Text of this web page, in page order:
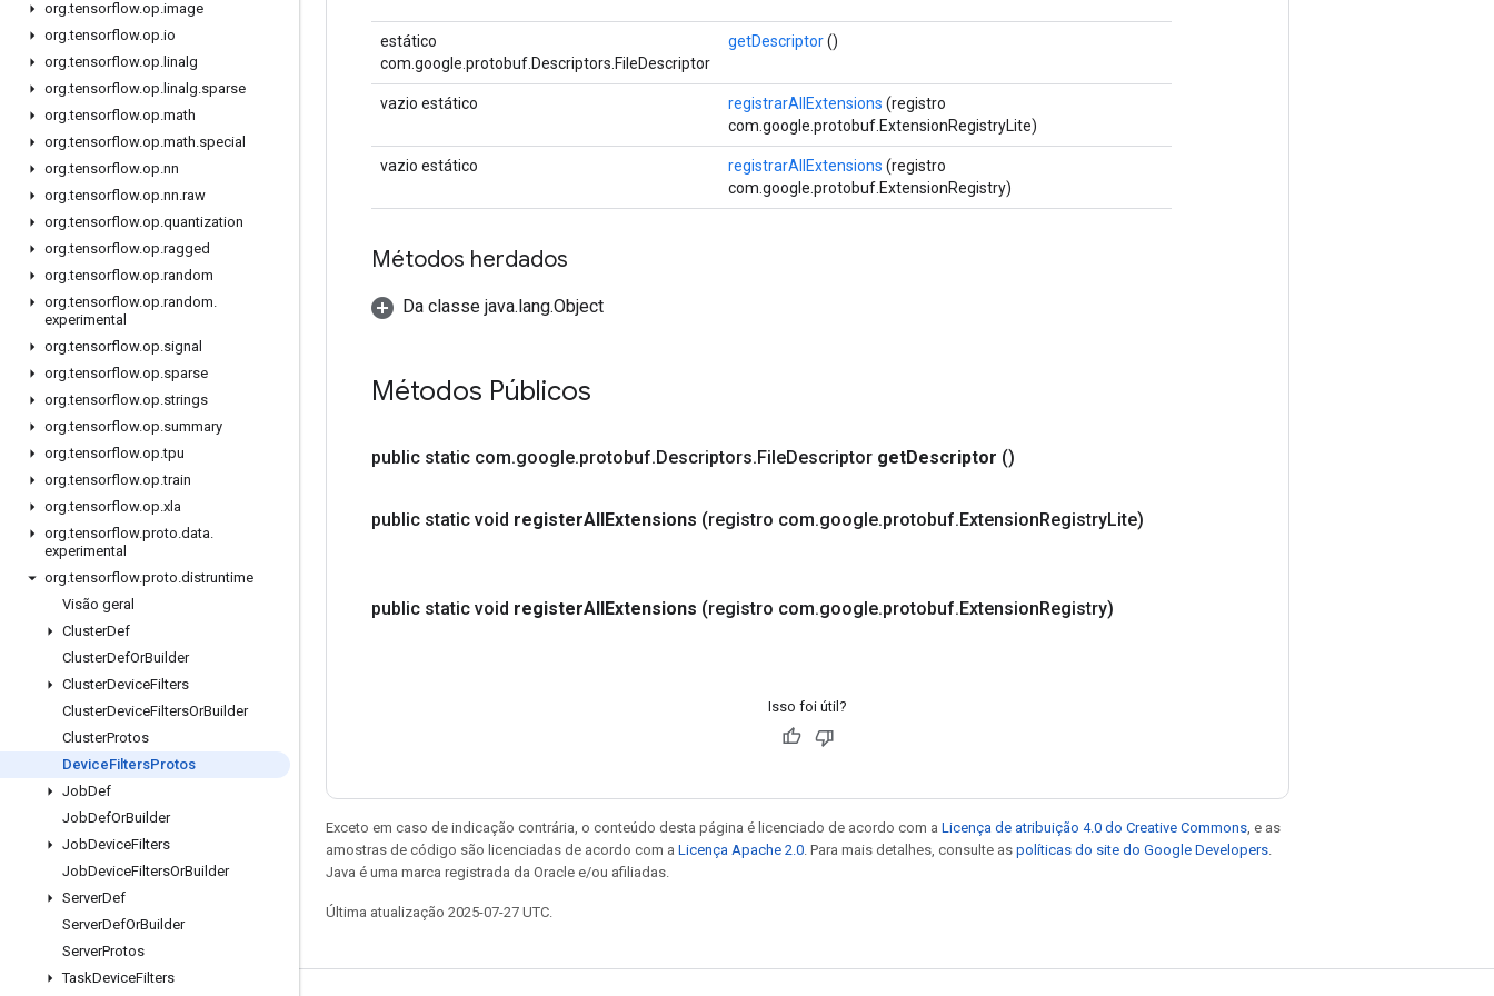
org.tensorflow.op.image
org.tensorflow.op.io
org.tensorflow.op. linalg
org.tensorflow.op. linalg.sparse
org.tensorflow.op.math
org.tensorflow.op.math.special
org.tensorflow.op.nn
org.tensorflow.op.nn.raw
org.tensorflow.op.quantization
org.tensorflow.op.ragged
org.tensorflow.op.random
org.tensorflow.op.random.
experimental
org.tensorflow.op.signal
org.tensorflow.op.sparse
org.tensorflow.op.strings
org.tensorflow.op.summary
org.tensorflow.op.tpu
org.tensorflow.op.train
org.tensorflow.op.xla
org.tensorflow.proto.data.
experimental
org.tensorflow.proto.distruntime
Visão geral
ClusterDef
ClusterDefOrBuilder
ClusterDeviceFilters
ClusterDeviceFiltersOrBuilder
ClusterProtos
DeviceFiltersProtos
JobDef
JobDefOrBuilder
JobDeviceFilters
JobDeviceFiltersOrBuilder
ServerDef
ServerDefOrBuilder
ServerProtos
TaskDeviceFilters
estático
com.google.protobuf.Descriptors.FileDescriptor
getDescriptor()
vazio estático registrarAllExtensions (registro
com.google.protobuf.ExtensionRegistryLite)
vazio estático registrarAllExtensions (registro
com.google.protobuf.ExtensionRegistry)
Métodos herdados
Da classe java.lang.Object
Métodos Públicos
public static com.google.protobuf.Descriptors.FileDescriptor getDescriptor ()
public static void registerAllExtensions (registro com.google.protobuf.ExtensionRegistryLite)
public static void registerAllExtensions (registro com.google.protobuf.ExtensionRegistry)
Isso foi útil?
Exceto em caso de indicação contrária, o conteúdo desta página é licenciado de acordo com a Licença de atribuição 4.0 do Creative Commons , e as
amostras de código são licenciadas de acordo com a Licença Apache 2.0 . Para mais detalhes, consulte as políticas do site do Google Developers
Java é uma marca registrada da Oracle e/ou afiliadas.
Última atualização 2025-07-27 UTC.